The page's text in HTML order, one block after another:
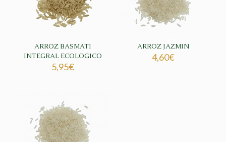
ARROZ BASMATI
INTEGRAL ECOLOGICO
5,95€
ARROZ JAZMIN
4,60€